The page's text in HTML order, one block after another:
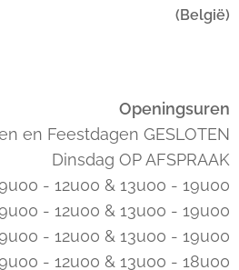
(België)
Openingsuren
en Feestdagen GESLOTEN
Dinsdag OP AFSPRAAK
- 12u00 & 13u00 - 19u00
- 12u00 & 13u00 - 19u00
- 12u00 & 13u00 - 19u00
- 12u00 & 13u00 - 18u00